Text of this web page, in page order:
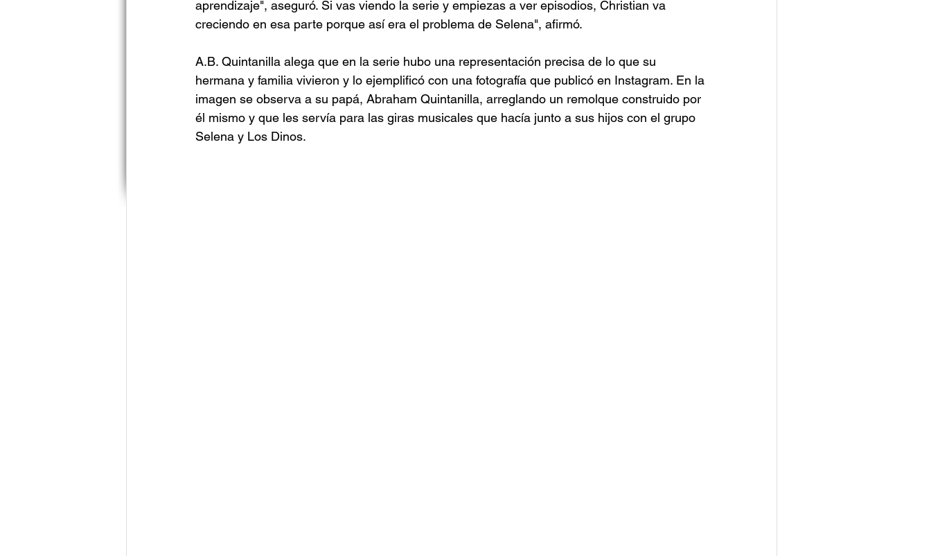
aprendizaje", aseguró. Si vas viendo la serie y empiezas a ver episodios, Christian va
creciendo en esa parte porque así era el problema de Selena", afirmó.
A.B. Quintanilla alega que en la serie hubo una representación precisa de lo que su
hermana y familia vivieron y lo ejemplificó con una fotografía que publicó en Instagram. En la
imagen se observa a su papá, Abraham Quintanilla, arreglando un remolque construido por
él mismo y que les servía para las giras musicales que hacía junto a sus hijos con el grupo
Selena y Los Dinos.